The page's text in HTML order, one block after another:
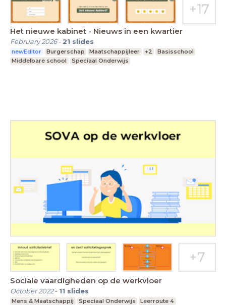
Het nieuwe kabinet - Nieuws in een kwartier
February 2026- 21 slides
newEditor Burgerschap Maatschappijleer +2
Basisschool
Middelbare school
Speciaal Onderwijs
Sociale vaardigheden op de werkvloer
October 2022- 11 slides
Mens & Maatschappij Speciaal Onderwijs Leerroute 4